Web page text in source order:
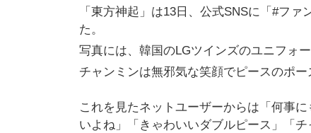
「東方神起」は13日、公式SNSに「#フ
た。
写真には、韓国のLGツインズのユニフォ
チャンミンは無邪気な笑顔でピースのポ
これを見たネットユーザーからは「何事
いよね」「きゃわいいダブルピース」「